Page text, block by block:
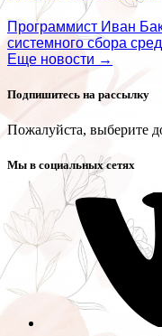
Программист Иван
системного сбора
Еще новости →
Подпишитесь на рассылку
Пожалуйста, выберите
Мы в социальных сетях